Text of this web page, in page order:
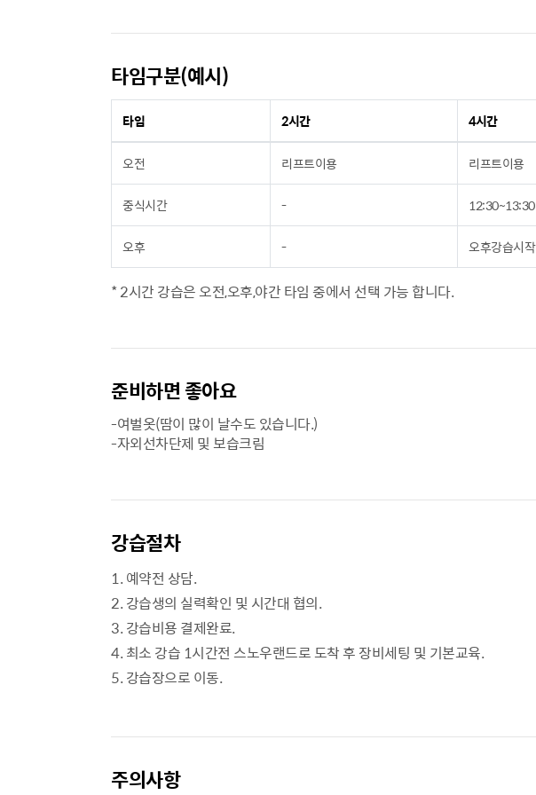
타임구분(예시)
타임 2시간 4시간
오전 리프트이용 리프트이용
중식시간 - 12:30~13:30
오후 - 오후강습시작
* 2시간 강습은 오전,오후,야간 타임 중에서 선택 가능 합니다.
준비하면 좋아요
-여벌옷(땀이 많이 날수도 있습니다.)
-자외선차단제 및 보습크림
강습절차
1. 예약전 상담.
2. 강습생의 실력확인 및 시간대 협의.
3. 강습비용 결제완료.
4. 최소 강습 1시간전 스노우랜드로 도착 후 장비세팅 및 기본교육.
5. 강습장으로 이동.
주의사항